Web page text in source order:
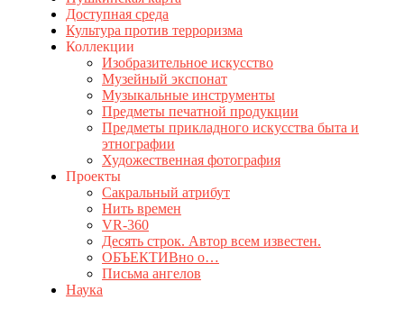
Доступная среда
Культура против терроризма
Коллекции
Изобразительное искусство
Музейный экспонат
Музыкальные инструменты
Предметы печатной продукции
Предметы прикладного искусства быта и
этнографии
Художественная фотография
Проекты
Сакральный атрибут
Нить времен
VR-360
Десять строк. Автор всем известен.
ОБЪЕКТИВно о…
Письма ангелов
Наука